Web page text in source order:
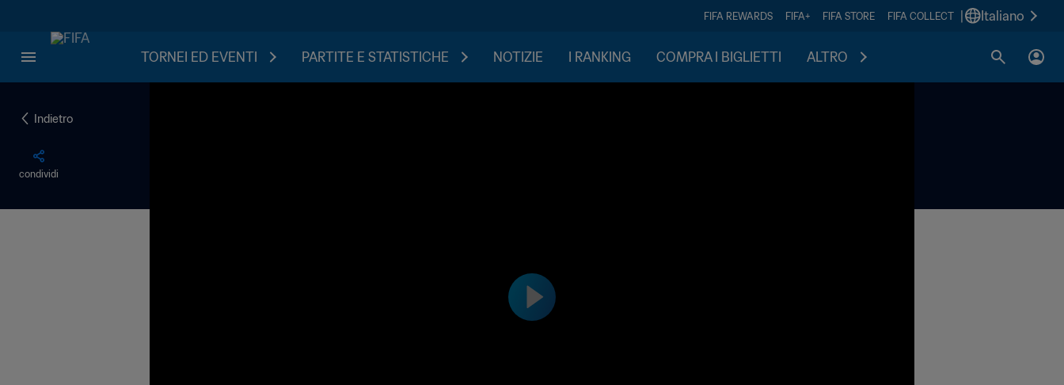
FIFA REWARDS FIFA+ FIFA STORE FIFA COLLECT Italiano
TORNEI ED EVENTI PARTITE E STATISTICHE NOTIZIE I RANKING COMPRA I BIGLIETTI ALTRO
Indietro
condividi